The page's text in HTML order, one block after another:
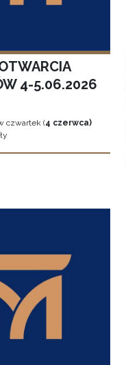
4-5.06.2026
czwartek (4 czerwca)